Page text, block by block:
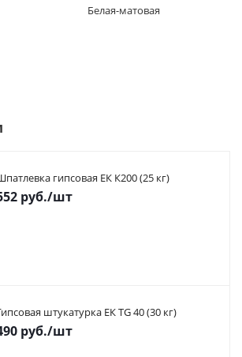
Белая-матовая
гипсовая ЕК К200 (25 кг)
руб./шт
штукатурка ЕК TG 40 (30 кг)
руб./шт